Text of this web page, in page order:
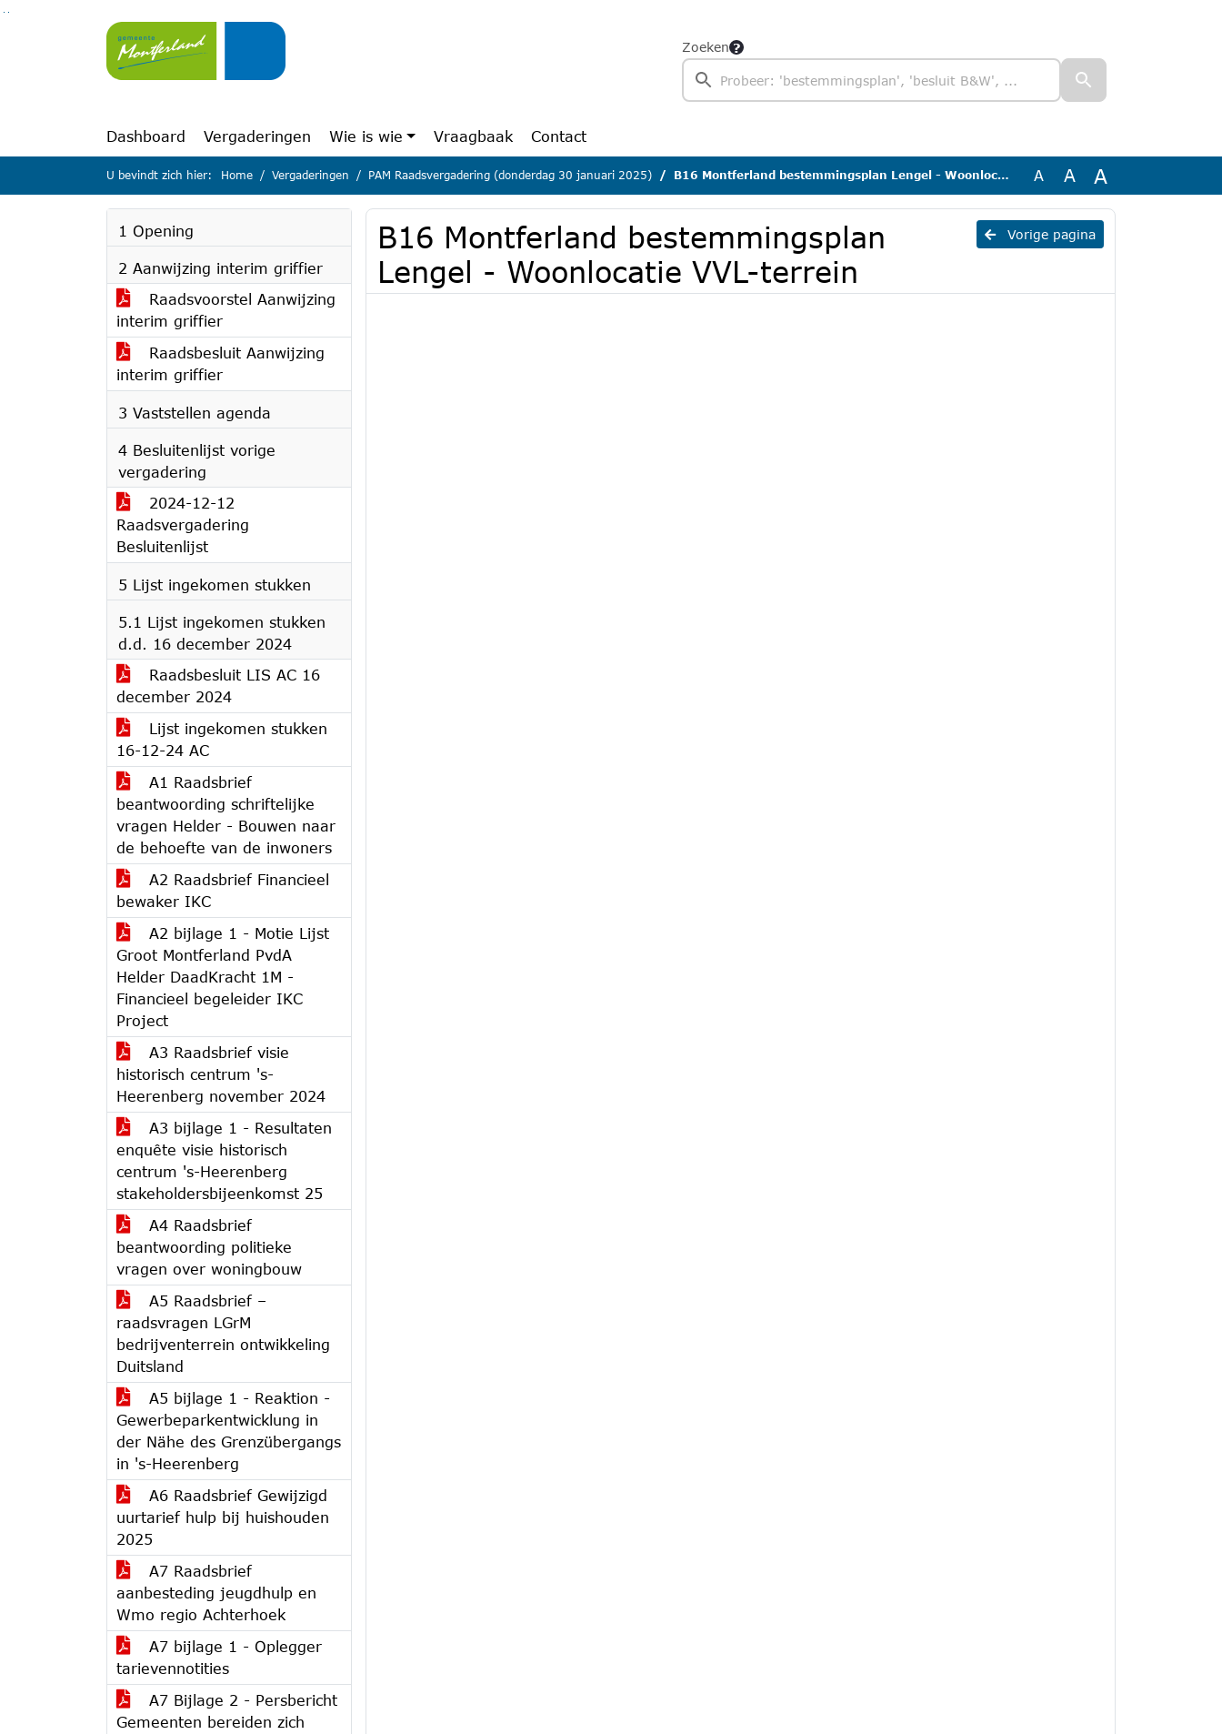
Ga naar de inhoud van deze pagina
Ga naar het zoeken
Ga naar het menu
Zoeken
Dashboard Vergaderingen Wie is wie Vraagbaak Contact
U bevindt zich hier: Home Vergaderingen PAM Raadsvergadering (donderdag 30 januari 2025) B16 Montferland bestemmingsplan Lengel - Woonlocatie VVL-terrein A A A
1 Opening
2 Aanwijzing interim griffier
Raadsvoorstel Aanwijzing
interim griffier
Raadsbesluit Aanwijzing
interim griffier
3 Vaststellen agenda
4 Besluitenlijst vorige
vergadering
2024-12-12
Raadsvergadering
Besluitenlijst
5 Lijst ingekomen stukken
5.1 Lijst ingekomen stukken
d.d. 16 december 2024
Raadsbesluit LIS AC 16
december 2024
Lijst ingekomen stukken
16-12-24 AC
A1 Raadsbrief
beantwoording schriftelijke
vragen Helder - Bouwen naar
de behoefte van de inwoners
A2 Raadsbrief Financieel
bewaker IKC
A2 bijlage 1 - Motie Lijst
Groot Montferland PvdA
Helder DaadKracht 1M -
Financieel begeleider IKC
Project
A3 Raadsbrief visie
historisch centrum 's-
Heerenberg november 2024
A3 bijlage 1 - Resultaten
enquête visie historisch
centrum 's-Heerenberg
stakeholdersbijeenkomst 25
A4 Raadsbrief
beantwoording politieke
vragen over woningbouw
A5 Raadsbrief –
raadsvragen LGrM
bedrijventerrein ontwikkeling
Duitsland
A5 bijlage 1 - Reaktion -
Gewerbeparkentwicklung in
der Nähe des Grenzübergangs
in 's-Heerenberg
A6 Raadsbrief Gewijzigd
uurtarief hulp bij huishouden
2025
A7 Raadsbrief
aanbesteding jeugdhulp en
Wmo regio Achterhoek
A7 bijlage 1 - Oplegger
tarievennotities
A7 Bijlage 2 - Persbericht
Gemeenten bereiden zich
Vorige pagina
B16 Montferland bestemmingsplan
Lengel - Woonlocatie VVL-terrein